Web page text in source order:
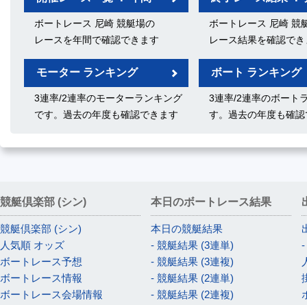
ボートレース 尼崎 競艇場の
レースを年間で確認できます
ボートレース 尼崎 競
レース結果を確認で
モーター ランキング
3連率/2連率のモーターランキング
です。過去の年度も確認できます
ボート ランキング
3連率/2連率のボート
す。過去の年度も確
競艇倶楽部 (シン)
競艇倶楽部 (シン)
人気順 オッズ
ボートレース予想
ボートレース情報
ボートレース会場情報
本日のボートレース結果
本日の競艇結果
- 競艇結果 (3連単)
- 競艇結果 (3連複)
- 競艇結果 (2連単)
- 競艇結果 (2連複)
-